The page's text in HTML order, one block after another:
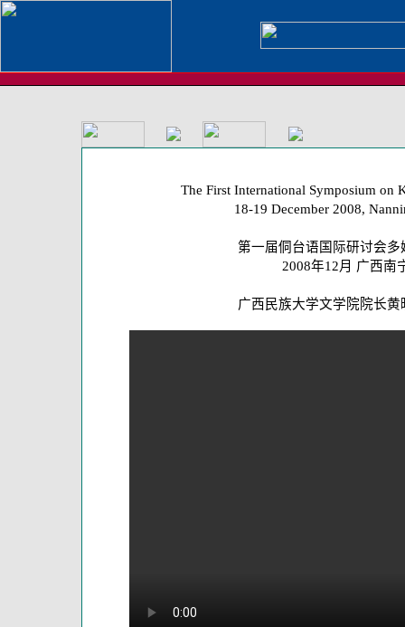
The First International Symposium on
18-19 December 2008,
第一届侗台语国际研讨会多
2008年12月 广西南
广西民族大学文学院院长黄